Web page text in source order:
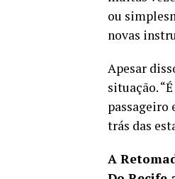
ou
novas
Apesar
situação.
passageiro
trás das
A